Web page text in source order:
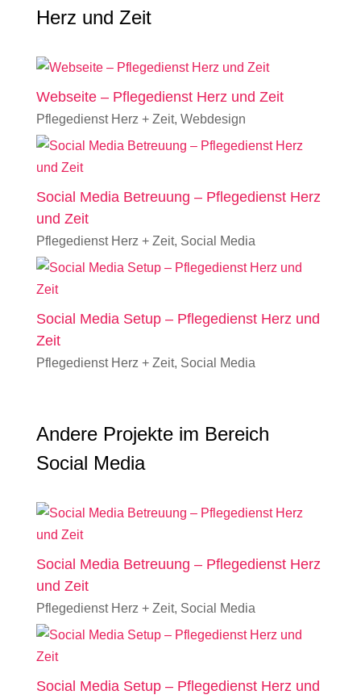
Herz und Zeit
Webseite – Pflegedienst Herz und Zeit
Pflegedienst Herz + Zeit, Webdesign
Social Media Betreuung – Pflegedienst Herz
und Zeit
Pflegedienst Herz + Zeit, Social Media
Social Media Setup – Pflegedienst Herz und
Zeit
Pflegedienst Herz + Zeit, Social Media
Andere Projekte im Bereich
Social Media
Social Media Betreuung – Pflegedienst Herz
und Zeit
Pflegedienst Herz + Zeit, Social Media
Social Media Setup – Pflegedienst Herz und